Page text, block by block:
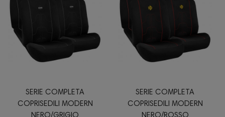
SERIE COMPLETA
COPRISEDILI MODERN
SERIE COMPLETA
COPRISEDILI MODERN